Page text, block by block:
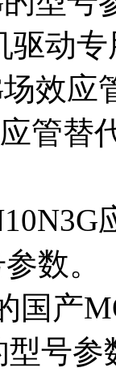
驱动
场效应
管替
数。
国产
型号参